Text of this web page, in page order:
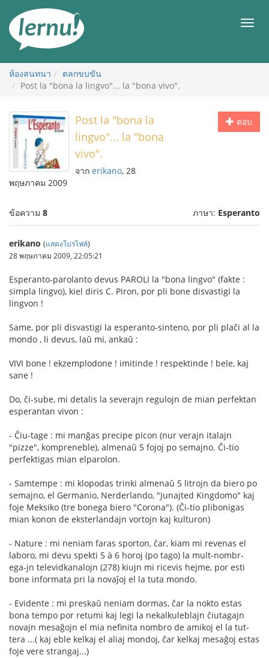
สารบัญ
เมนู
ห้องสนทนา
ตลกขบขัน
Post la "bona la lingvo"... la "bona vivo".
ตอบ
Post la "bona la
lingvo"... la "bona
vivo".
จาก erikano, 28
พฤษภาคม 2009
ข้อความ 8 ภาษา: Esperanto
erikano (แสดงโปรไฟล์)
28 พฤษภาคม 2009, 22:05:21
Esperanto-parolanto devus PAROLI la "bona lingvo" (fakte :
simpla lingvo), kiel diris C. Piron, por pli bone disvastigi la
lingvon !
Same, por pli disvastigi la esperanto-sinteno, por pli plaĉi al la
mondo , li devus, laŭ mi, ankaŭ :
VIVI bone ! ekzemplodone ! imitinde ! respektinde ! bele, kaj
sane !
Do, ĉi-sube, mi detalis la severajn regulojn de mian perfektan
esperantan vivon :
- Ĉiu-tage : mi manĝas precipe picon (nur verajn italajn
"pizze", kompreneble), almenaŭ 5 fojoj po semajno. Ĉi-tio
perfektigas mian elparolon.
- Samtempe : mi klopodas trinki almenaŭ 5 litrojn da biero po
semajno, el Germanio, Nerderlando, "Junajted Kingdomo" kaj
foje Meksiko (tre bonega biero "Corona"). (Ĉi-tio plibonigas
mian konon de eksterlandajn vortojn kaj kulturon)
- Nature : mi neniam faras sporton, ĉar, kiam mi revenas el
laboro, mi devu spekti 5 à 6 horoj (po tago) la mult-nombr-
ega-jn televidkanalojn (278) kiujn mi ricevis hejme, por esti
bone informata pri la novaĵoj el la tuta mondo.
- Evidente : mi preskaŭ neniam dormas, ĉar la nokto estas
bona tempo por retumi kaj legi la nekalkuleblajn ĉiutagajn
novajn mesaĝojn el mia nefinita nombro de amikoj el la tut-
tera ...( kaj eble kelkaj el aliaj mondoj, ĉar kelkaj mesaĝoj estas
foje vere strangaj...)